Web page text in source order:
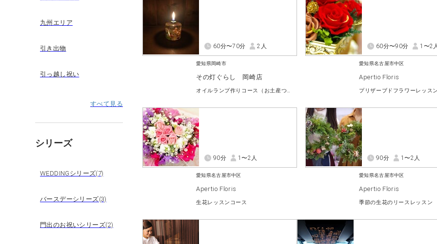
九州エリア
引き出物
引っ越し祝い
すべて見る
シリーズ
WEDDINGシリーズ(7)
バースデーシリーズ(3)
門出のお祝いシリーズ(2)
愛知県岡崎市
その灯ぐらし 岡崎店
オイルランプ作りコース（お土産つき）
60分〜70分 2人
愛知県名古屋市中区
Apertio Floris
60分〜90分 1〜2
愛知県名古屋市中区
Apertio Floris
生花レッスンコース
90分 1〜2人
愛知県名古屋市中区
Apertio Floris
季節の生花のリースレッスン
90分 1〜2人